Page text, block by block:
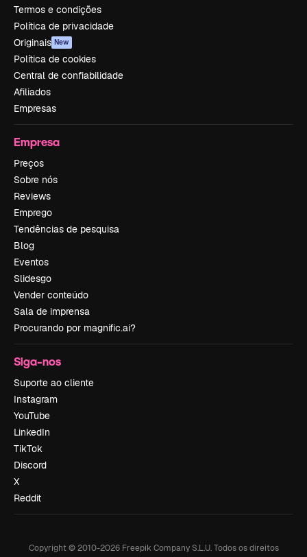
Termos e condições
Política de privacidade
Originais New
Política de cookies
Central de confiabilidade
Afiliados
Empresas
Empresa
Preços
Sobre nós
Reviews
Emprego
Tendências de pesquisa
Blog
Eventos
Slidesgo
Vender conteúdo
Sala de imprensa
Procurando por magnific.ai?
Siga-nos
Suporte ao cliente
Instagram
YouTube
LinkedIn
TikTok
Discord
X
Reddit
Copyright © 2010-2026Freepik Company S.L.U. Todos os direitos